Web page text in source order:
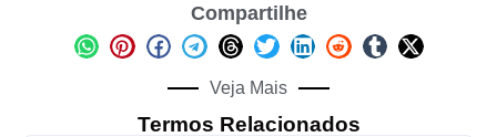
Compartilhe
Veja Mais
Termos Relacionados